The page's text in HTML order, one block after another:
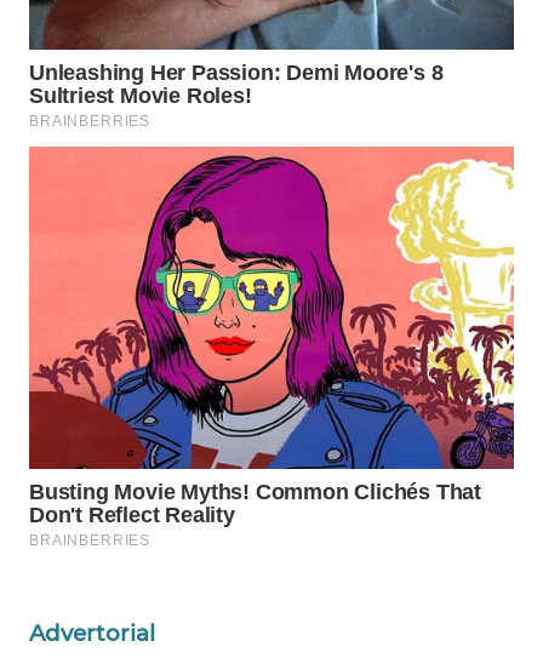
Advertorial
WAHANA
NEWS
WAHANA
TANI
WAHANA
INFRASTRUKTUR
WAHANA
KONSUMEN
LISTRIK